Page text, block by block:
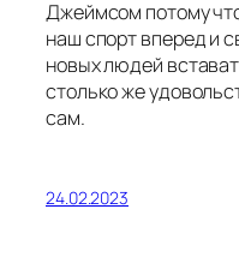
Джеймсом потому
наш спорт вперед и
новых людей
столько же
сам.
24.02.2023